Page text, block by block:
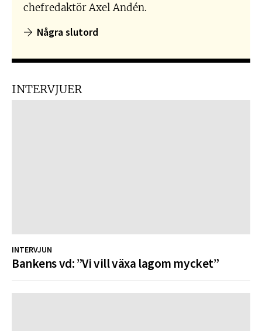
chefredaktör Axel Andén.
Några slutord
INTERVJUER
INTERVJUN
Bankens vd: ”Vi vill växa lagom mycket”